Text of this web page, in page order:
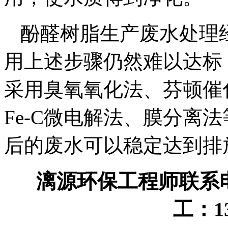
酚醛树脂生产废水处理
用上述步骤仍然难以达
采用臭氧氧化法、芬顿
Fe-C微电解法、膜分离
后的废水可以稳定达到
漓源环保工程师联系
工：